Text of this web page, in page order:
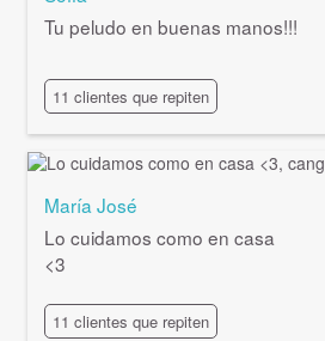
Tu peludo en buenas manos!!!
11 clientes que repiten
María José
Lo cuidamos como en casa
<3
11 clientes que repiten